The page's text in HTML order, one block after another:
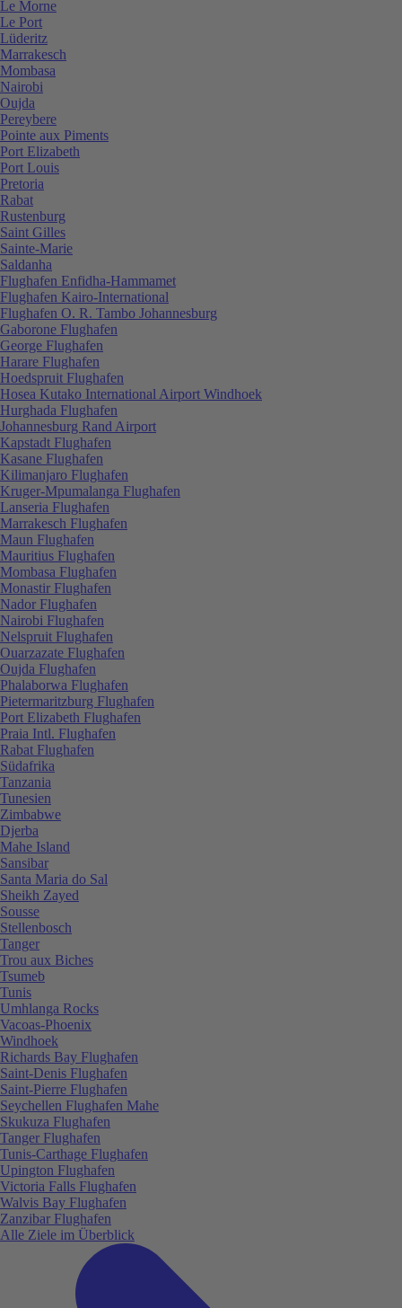
Le Morne
Le Port
Lüderitz
Marrakesch
Mombasa
Nairobi
Oujda
Pereybere
Pointe aux Piments
Port Elizabeth
Port Louis
Pretoria
Rabat
Rustenburg
Saint Gilles
Sainte-Marie
Saldanha
Flughafen Enfidha-Hammamet
Flughafen Kairo-International
Flughafen O. R. Tambo Johannesburg
Gaborone Flughafen
George Flughafen
Harare Flughafen
Hoedspruit Flughafen
Hosea Kutako International Airport Windhoek
Hurghada Flughafen
Johannesburg Rand Airport
Kapstadt Flughafen
Kasane Flughafen
Kilimanjaro Flughafen
Kruger-Mpumalanga Flughafen
Lanseria Flughafen
Marrakesch Flughafen
Maun Flughafen
Mauritius Flughafen
Mombasa Flughafen
Monastir Flughafen
Nador Flughafen
Nairobi Flughafen
Nelspruit Flughafen
Ouarzazate Flughafen
Oujda Flughafen
Phalaborwa Flughafen
Pietermaritzburg Flughafen
Port Elizabeth Flughafen
Praia Intl. Flughafen
Rabat Flughafen
Südafrika
Tanzania
Tunesien
Zimbabwe
Djerba
Mahe Island
Sansibar
Santa Maria do Sal
Sheikh Zayed
Sousse
Stellenbosch
Tanger
Trou aux Biches
Tsumeb
Tunis
Umhlanga Rocks
Vacoas-Phoenix
Windhoek
Richards Bay Flughafen
Saint-Denis Flughafen
Saint-Pierre Flughafen
Seychellen Flughafen Mahe
Skukuza Flughafen
Tanger Flughafen
Tunis-Carthage Flughafen
Upington Flughafen
Victoria Falls Flughafen
Walvis Bay Flughafen
Zanzibar Flughafen
Alle Ziele im Überblick